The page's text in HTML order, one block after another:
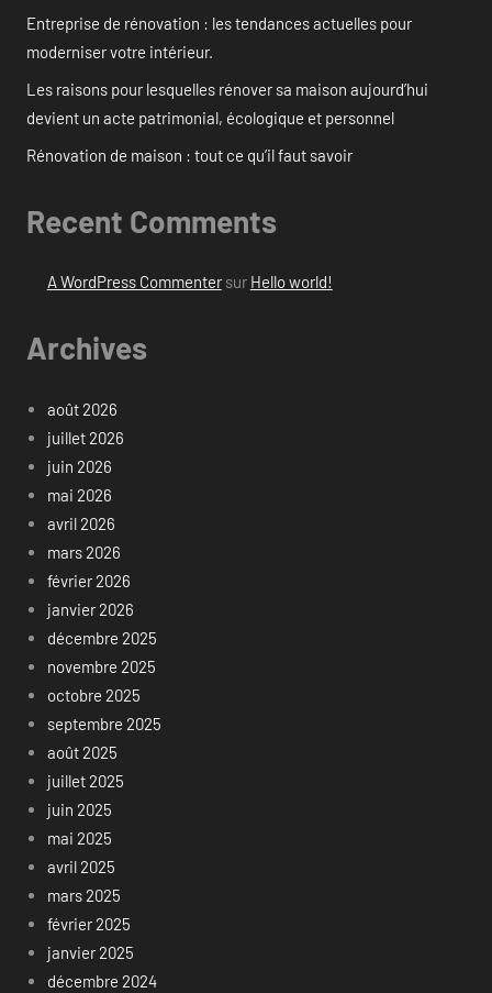
Entreprise de rénovation : les tendances actuelles pour
moderniser votre intérieur.
Les raisons pour lesquelles rénover sa maison aujourd’hui
devient un acte patrimonial, écologique et personnel
Rénovation de maison : tout ce qu’il faut savoir
Recent Comments
A WordPress Commentersur Hello world!
Archives
août 2026
juillet 2026
juin 2026
mai 2026
avril 2026
mars 2026
février 2026
janvier 2026
décembre 2025
novembre 2025
octobre 2025
septembre 2025
août 2025
juillet 2025
juin 2025
mai 2025
avril 2025
mars 2025
février 2025
janvier 2025
décembre 2024